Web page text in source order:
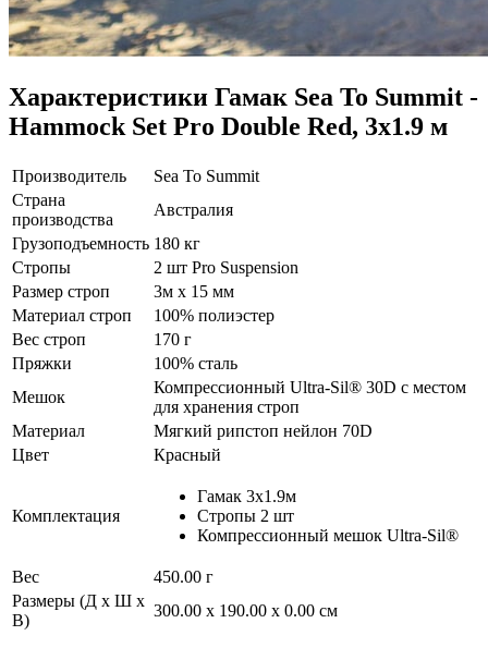
Характеристики Гамак Sea To Summit -
Hammock Set Pro Double Red, 3х1.9 м
Производитель
Sea To Summit
Страна
производства
Австралия
Грузоподъемность 180 кг
Стропы
2 шт Pro Suspension
Размер строп
3м x 15 мм
Материал строп
100% полиэстер
Вес строп
170 г
Пряжки
100% сталь
Мешок
Компрессионный Ultra-Sil® 30D с местом
для хранения строп
Материал
Мягкий рипстоп нейлон 70D
Цвет
Красный
Комплектация
Гамак 3x1.9м
Стропы 2 шт
Компрессионный мешок Ultra-Sil®
Вес
450.00 г
Размеры (Д х Ш х
В)
300.00 x 190.00 x 0.00 см